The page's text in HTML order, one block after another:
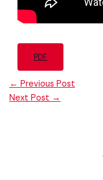
PDF
← Previous Post
Next Post →